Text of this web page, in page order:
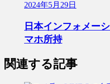
2024年5月29日
日本インフォメー
マホ所持
関連する記事